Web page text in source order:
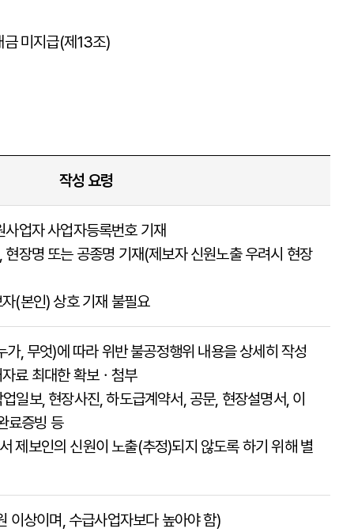
미지급(제13조)
작성 요령
사업자 사업자등록번호 기재
현장명 또는 공종명 기재(제보자 신원노출 우려시 현장
(본인) 상호 기재 불필요
가, 무엇)에 따라 위반 불공정행위 내용을 상세히 작성
료 최대한 확보ㆍ첨부
일보, 현장사진, 하도급계약서, 공문, 현장설명서, 이
료증빙 등
제보인의 신원이 노출(추정)되지 않도록 하기 위해 별
이상이며, 수급사업자보다 높아야 함)